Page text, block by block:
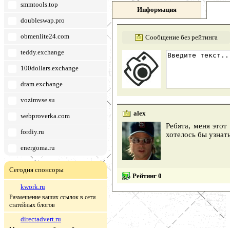
smmtools.top
doubleswap.pro
obmenlite24.com
teddy.exchange
100dollars.exchange
dram.exchange
vozimvse.su
webproverka.com
fordiy.ru
energoma.ru
Сегодня спонсоры
kwork.ru
Размещение ваших ссылок в сети
статейных блогов
directadvert.ru
Информация
Сообщение без рейтинга
alex
Ребята, меня
хотелось бы
Рейтинг 0